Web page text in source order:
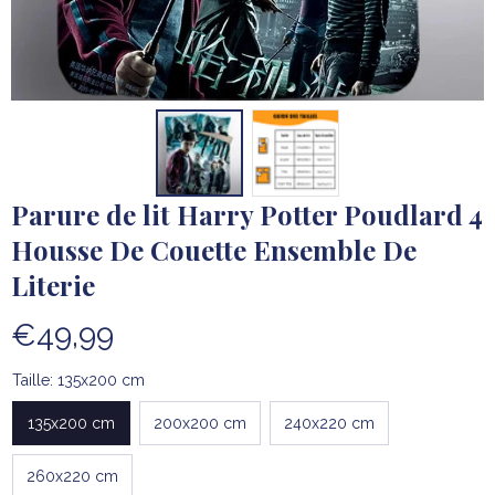
Parure de lit Harry Potter Poudlard 4
Housse De Couette Ensemble De
Literie
€49,99
Taille: 135x200 cm
135x200 cm 200x200 cm 240x220 cm
260x220 cm